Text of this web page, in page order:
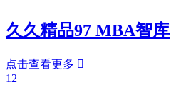
久久精品97 MBA智库
点击查看更多 
12